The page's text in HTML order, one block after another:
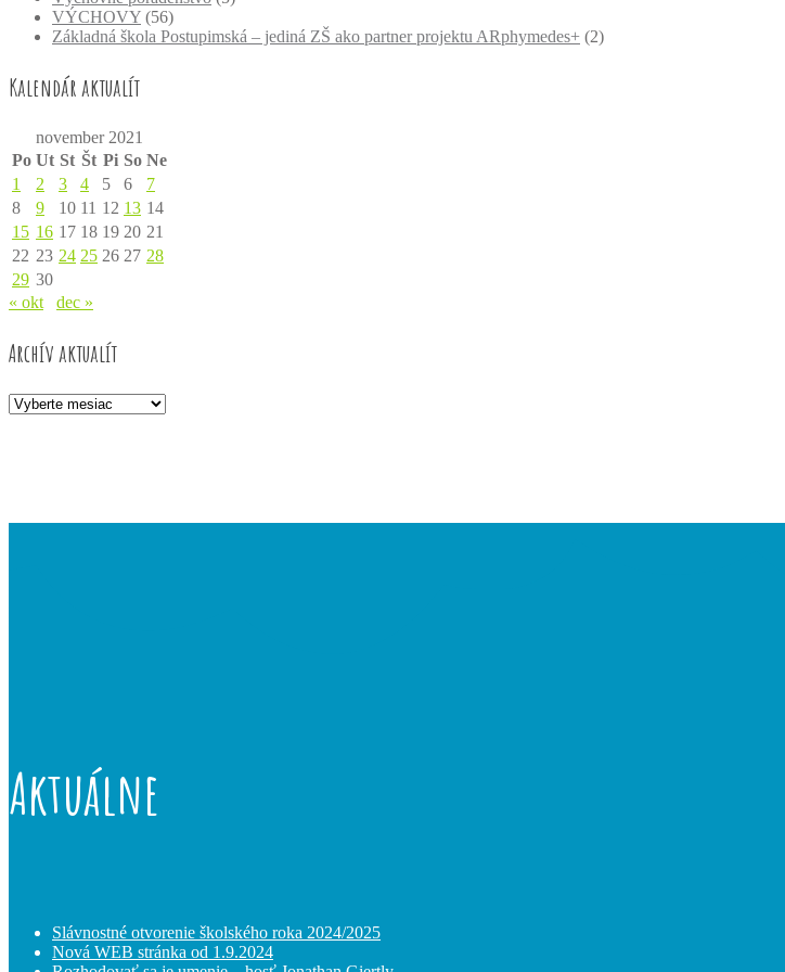
VÝCHOVY (56)
Základná škola Postupimská – jediná ZŠ ako partner projektu ARphymedes+ (2)
Kalendár aktualít
november 2021
Po Ut St Št Pi So Ne
1
2 3 4 5 6
7
8
9 10 11 12 13 14
15 16 17 18 19 20 21
22 23 24 25 26 27 28
29 30
« okt
dec »
Archív aktualít
Archív
Aktuálne
Slávnostné otvorenie školského roka 2024/2025
Nová WEB stránka od 1.9.2024